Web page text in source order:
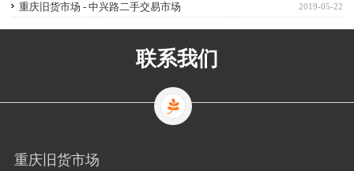
2019-05-22
重庆旧货市场 - 中兴路二手交易市场
联系我们
重庆旧货市场